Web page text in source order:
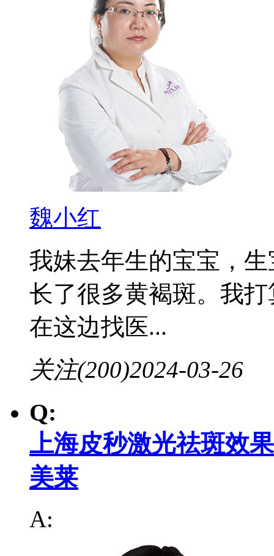
魏小红
我妹去年生的宝宝，
长了很多黄褐斑。我
在这边找医...
关注(200)2024-03-26
Q:
上海皮秒激光祛斑效
美莱
A: